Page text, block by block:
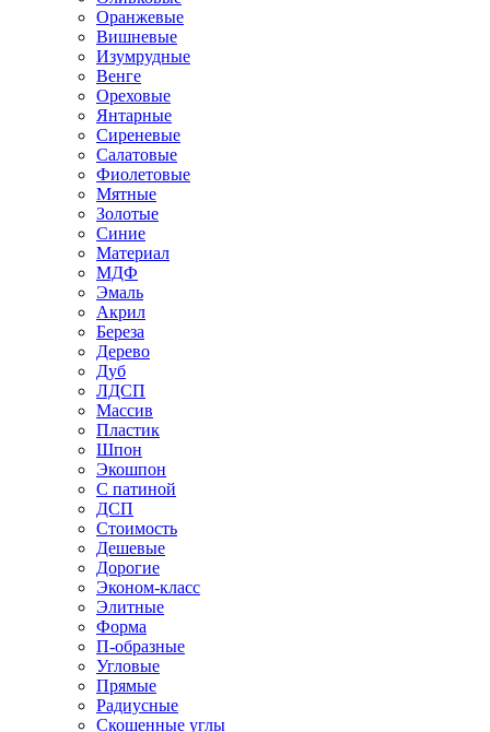
Оранжевые
Вишневые
Изумрудные
Венге
Ореховые
Янтарные
Сиреневые
Салатовые
Фиолетовые
Мятные
Золотые
Синие
Материал
МДФ
Эмаль
Акрил
Береза
Дерево
Дуб
ЛДСП
Массив
Пластик
Шпон
Экошпон
С патиной
ДСП
Стоимость
Дешевые
Дорогие
Эконом-класс
Элитные
Форма
П-образные
Угловые
Прямые
Радиусные
Скошенные углы